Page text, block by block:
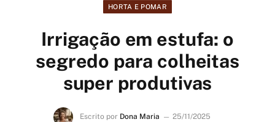
HORTA E POMAR
Irrigação em estufa: o
segredo para colheitas
super produtivas
Escrito por Dona Maria
25/11/2025